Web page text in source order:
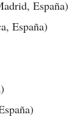
España)
España)